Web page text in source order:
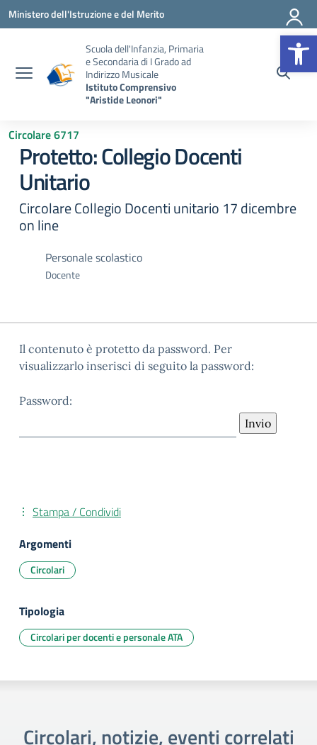
Vai ai contenuti
Vai al menu di navigazione
Vai al footer
Ministero dell'Istruzione e del Merito
Scuola dell'Infanzia, Primaria
e Secondaria di I Grado ad
Indirizzo Musicale
Istituto Comprensivo
"Aristide Leonori"
Circolare 6717
Protetto: Collegio Docenti
Unitario
Circolare Collegio Docenti unitario 17 dicembre
on line
Personale scolastico
Docente
Il contenuto è protetto da password. Per
visualizzarlo inserisci di seguito la password:
Password:
Stampa / Condividi
Argomenti
Circolari
Tipologia
Circolari per docenti e personale ATA
Circolari, notizie, eventi correlati